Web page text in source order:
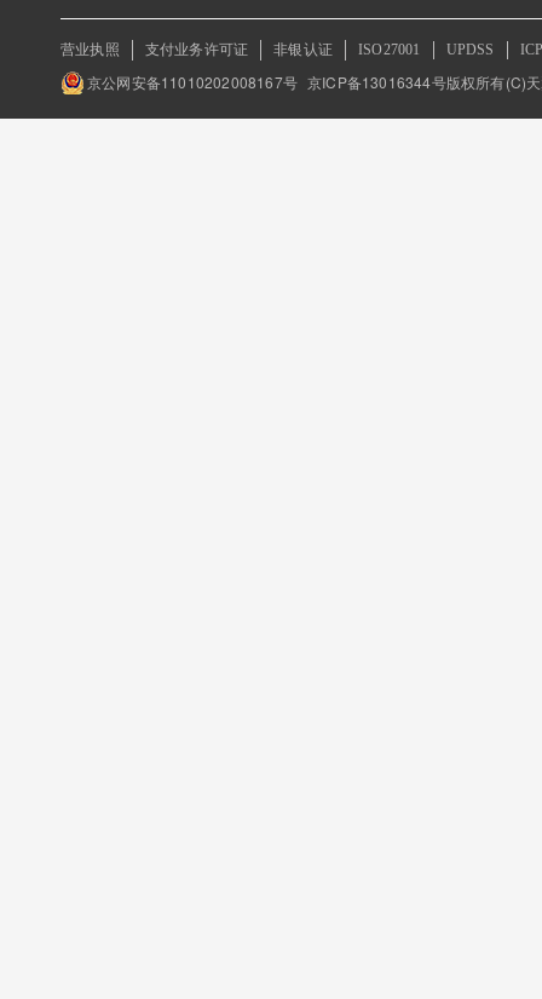
营业执照 支付业务许可证 非银认证 ISO27001 UPDSS
京公网安备11010202008167号 京ICP备13016344号版权所有(C)